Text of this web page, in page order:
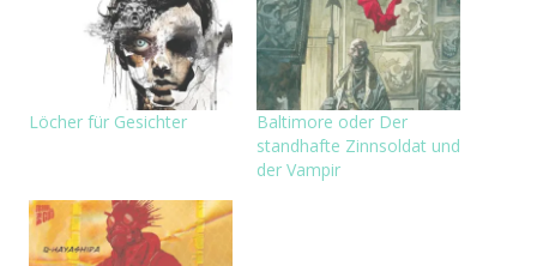
Löcher für Gesichter
Baltimore oder Der
standhafte Zinnsoldat und
der Vampir